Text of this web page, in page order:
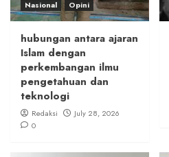
Nasional Opini
hubungan antara ajaran
Islam dengan
perkembangan ilmu
pengetahuan dan
teknologi
Redaksi
July 28, 2026
0